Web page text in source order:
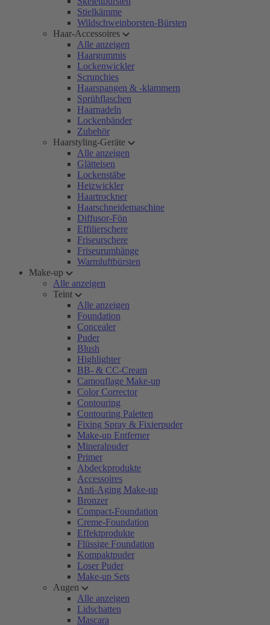
Stielkämme
Wildschweinborsten-Bürsten
Haar-Accessoires
Alle anzeigen
Haargummis
Lockenwickler
Scrunchies
Haarspangen & -klammern
Sprühflaschen
Haarnadeln
Lockenbänder
Zubehör
Haarstyling-Geräte
Alle anzeigen
Glätteisen
Lockenstäbe
Heizwickler
Haartrockner
Haarschneidemaschine
Diffusor-Fön
Effilierschere
Friseurschere
Friseurumhänge
Warmluftbürsten
Make-up
Alle anzeigen
Teint
Alle anzeigen
Foundation
Concealer
Puder
Blush
Highlighter
BB- & CC-Cream
Camouflage Make-up
Color Corrector
Contouring
Contouring Paletten
Fixing Spray & Fixierpuder
Make-up Entferner
Mineralpuder
Primer
Abdeckprodukte
Accessoires
Anti-Aging Make-up
Bronzer
Compact-Foundation
Creme-Foundation
Effektprodukte
Flüssige Foundation
Kompaktpuder
Loser Puder
Make-up Sets
Augen
Alle anzeigen
Lidschatten
Mascara